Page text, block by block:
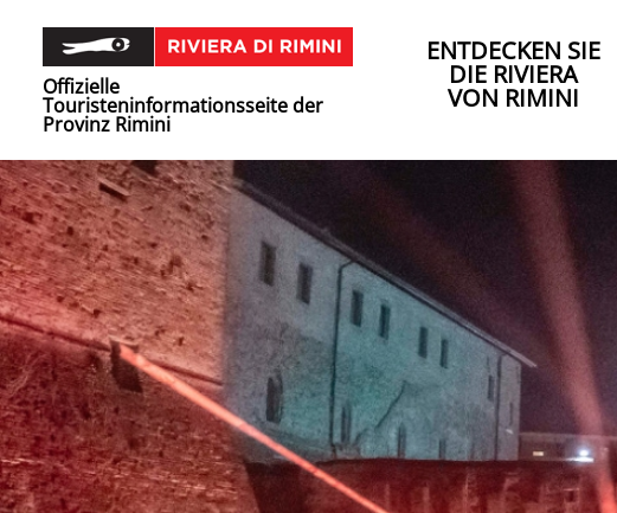
Offizielle
Touristeninformationsseite der
Provinz Rimini
ENTDECKEN SIE
DIE RIVIERA
VON RIMINI